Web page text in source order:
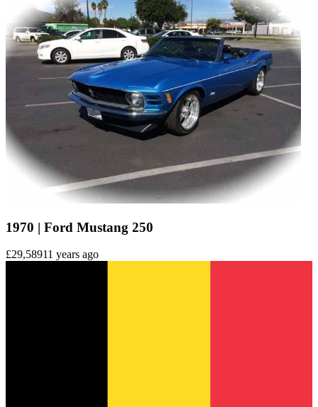
1970 | Ford Mustang 250
£29,58911 years ago